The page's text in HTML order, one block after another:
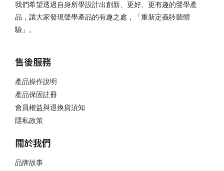
我們希望透過自身所學設計出創新、更好、更有趣的聲學產
品，讓大家發現聲學產品的有趣之處，「重新定義聆聽體
驗」。
售後服務
產品操作說明
產品保固註冊
會員權益與退換貨須知
隱私政策
關於我們
品牌故事